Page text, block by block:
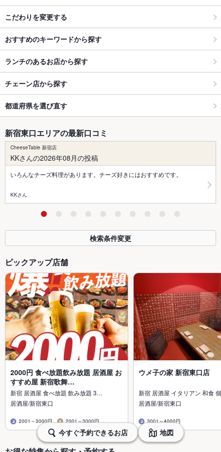
こだわりを変更する
おすすめのキーワードから探す
ランチのあるお店から探す
チェーン店から探す
都道府県を選び直す
新宿東口エリアの最新口コミ
CheeseTable 新宿店
KKさんの2026年08月の投稿
いろんなチーズ料理があります。チーズ好きにはおすすめです。
KKさん
検索条件変更
ピックアップ店舗
2000円 食べ放題飲み放題 居酒屋 お
すすめ屋 新宿歌舞…
新宿 居酒屋 食べ放題 飲み放題 3…
居酒屋/新宿東口
2001～3000円 2001～3000円
ウメ子の家 新宿東口店
新宿 居酒屋 イタリアン 和食
居酒屋/新宿東口
3001～4000円
今すぐ予約できるお店 地図